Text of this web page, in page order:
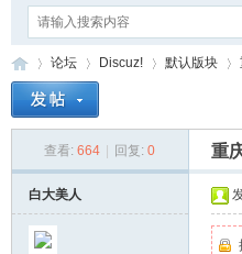
论坛
›
Discuz!
›
默认版块
›
查看: 664 回复: 0 重
白大美人